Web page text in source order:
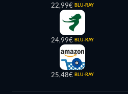
22,99€ BLU-RAY
24,99€ BLU-RAY
25,48€ BLU-RAY